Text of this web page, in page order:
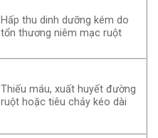
Hấp thu dinh dưỡng kém do
tổn thương niêm mạc ruột
Thiếu máu, xuất huyết đường
ruột hoặc tiêu chảy kéo dài